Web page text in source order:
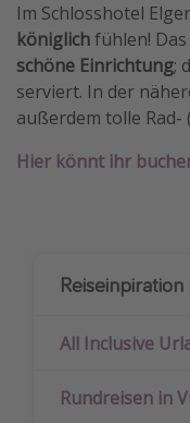
Im Schlosshotel
königlichfühlen!
schöne Einrichtung;
serviert. In der
außerdem tolle
Hier könnt ihr
Reiseinpiration
All Inclusive
Rundreisen in